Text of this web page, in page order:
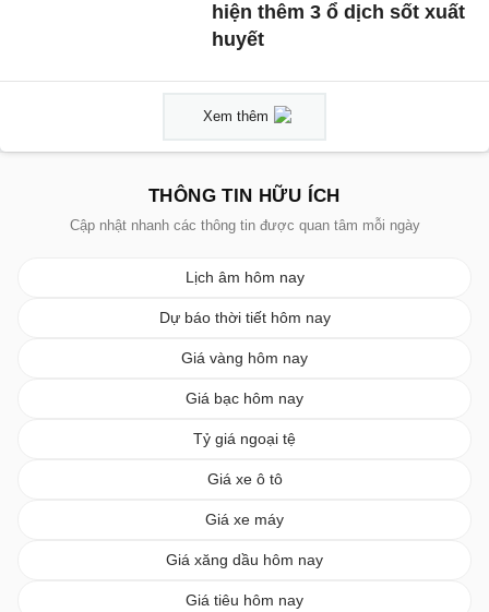
hiện thêm 3 ổ dịch sốt xuất
huyết
Xem thêm
THÔNG TIN HỮU ÍCH
Cập nhật nhanh các thông tin được quan tâm mỗi ngày
Lịch âm hôm nay
Dự báo thời tiết hôm nay
Giá vàng hôm nay
Giá bạc hôm nay
Tỷ giá ngoại tệ
Giá xe ô tô
Giá xe máy
Giá xăng dầu hôm nay
Giá tiêu hôm nay